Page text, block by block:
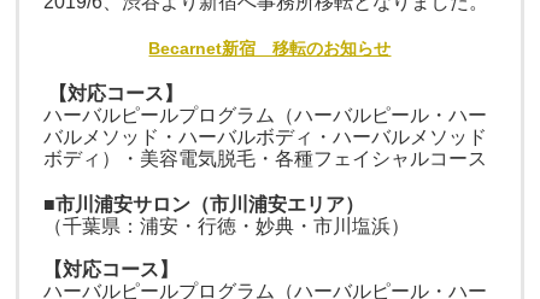
Becarnet新宿 移転のお知らせ
【対応コース】
ハーバルピールプログラム（ハーバルピール・ハー
バルメソッド・ハーバルボディ・ハーバルメソッド
ボディ）・美容電気脱毛・各種フェイシャルコース
■市川浦安サロン（市川浦安エリア）
（千葉県：浦安・行徳・妙典・市川塩浜）
【対応コース】
ハーバルピールプログラム（ハーバルピール・ハー